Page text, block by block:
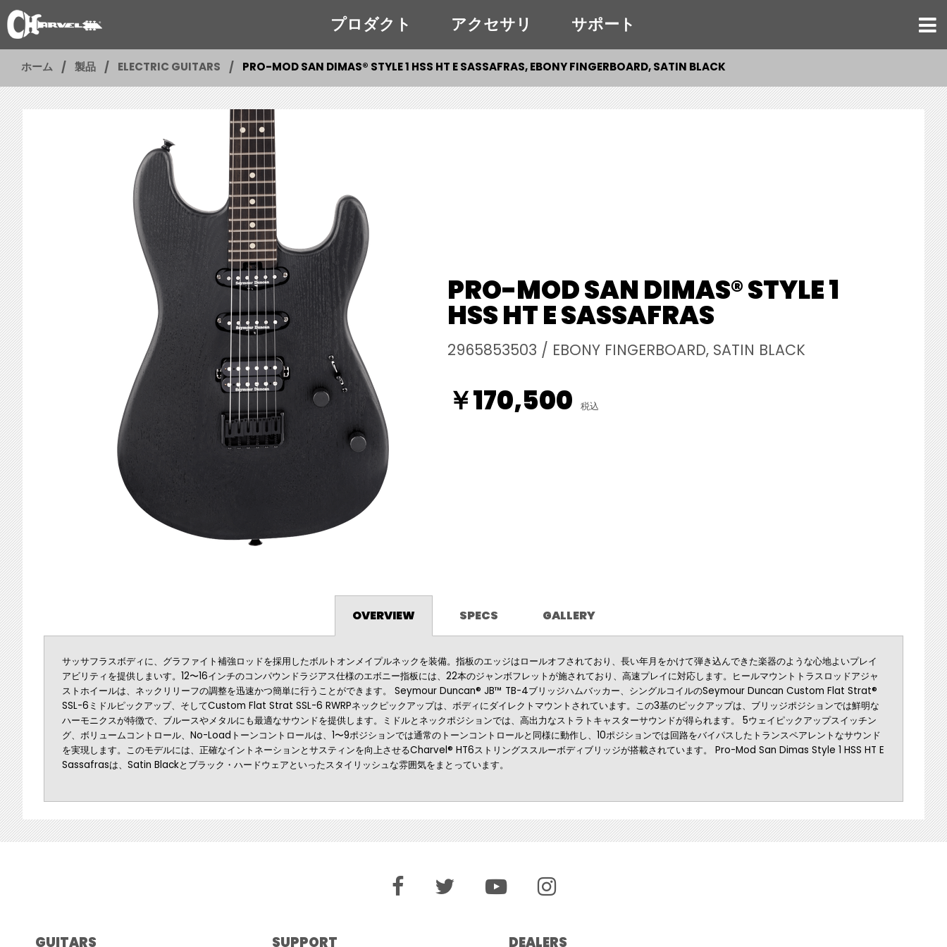
プロダクト アクセサリ サポート
ホーム 製品 ELECTRIC GUITARS PRO-MOD SAN DIMAS® STYLE 1 HSS HT E SASSAFRAS, EBONY FINGERBOARD, SATIN BLACK
PRO-MOD SAN DIMAS® STYLE 1
HSS HT E SASSAFRAS
2965853503 / EBONY FINGERBOARD, SATIN BLACK
￥170,500 税込
OVERVIEW SPECS GALLERY
サッサフラスボディに、グラファイト補強ロッドを採用したボルトオンメイプルネックを装備。指板のエッジはロールオフされており、長い年月をかけて弾き込んできた楽器のような心地よいプレイ
アビリティを提供しまいす。12〜16インチのコンパウンドラジアス仕様のエボニー指板には、22本のジャンボフレットが施されており、高速プレイに対応します。ヒールマウントトラスロッドアジャ
ストホイールは、ネックリリーフの調整を迅速かつ簡単に行うことができます。 Seymour Duncan® JB™ TB-4ブリッジハムバッカー、シングルコイルのSeymour Duncan Custom Flat Strat®
SSL-6ミドルピックアップ、そしてCustom Flat Strat SSL-6 RWRPネックピックアップは、ボディにダイレクトマウントされています。この3基のピックアップは、ブリッジポジションでは鮮明な
ハーモニクスが特徴で、ブルースやメタルにも最適なサウンドを提供します。ミドルとネックポジションでは、高出力なストラトキャスターサウンドが得られます。 5ウェイピックアップスイッチン
グ、ボリュームコントロール、No-Loadトーンコントロールは、1〜9ポジションでは通常のトーンコントロールと同様に動作し、10ポジションでは回路をバイパスしたトランスペアレントなサウンド
を実現します。このモデルには、正確なイントネーションとサスティンを向上させるCharvel® HT6ストリングススルーボディブリッジが搭載されています。 Pro-Mod San Dimas Style 1 HSS HT E
Sassafrasは、Satin Blackとブラック・ハードウェアといったスタイリッシュな雰囲気をまとっています。
GUITARS SUPPORT DEALERS